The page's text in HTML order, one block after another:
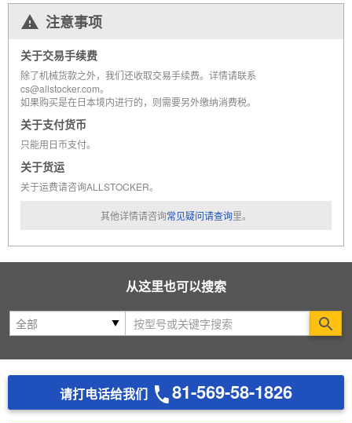
注意事项
关于交易手续费
除了机械货款之外，我们还收取交易手续费。详情请联系
cs@allstocker.com。
如果购买是在日本境内进行的，则需要另外缴纳消费税。
关于支付货币
只能用日币支付。
关于货运
关于运费请咨询ALLSTOCKER。
其他详情请咨询常见疑问请查询里。
从这里也可以搜索
请打电话给我们 81-569-58-1826